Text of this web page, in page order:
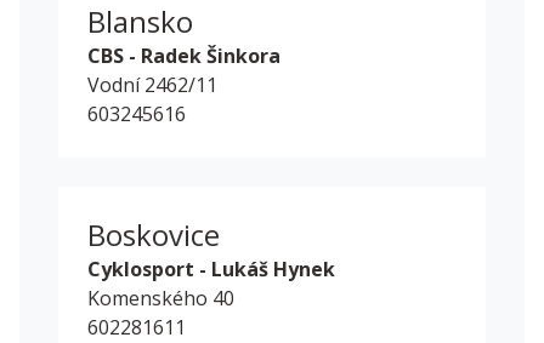
Blansko
CBS - Radek Šinkora
Vodní 2462/11
603245616
Boskovice
Cyklosport - Lukáš Hynek
Komenského 40
602281611